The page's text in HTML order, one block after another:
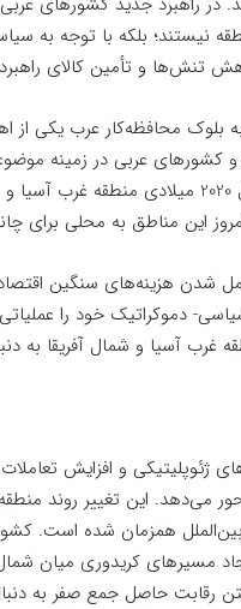
نیستند؛ بلکه با توجه به
تنش‌ها و تأمین کالای
بلوک محافظه‌کار عرب یکی
کشورهای عربی در زمینه
کردند. پیش از سال 2020 میلادی
این مناطق به محلی
شدن هزینه‌های سنگین
دموکراتیک خود را
غرب آسیا و شمال آفریقا
ژئوپلیتیکی و افزایش
می‌دهد. این تغییر روند
همزمان شده است.
مسیرهای کریدوری میان
رقابت حاصل جمع صفر به